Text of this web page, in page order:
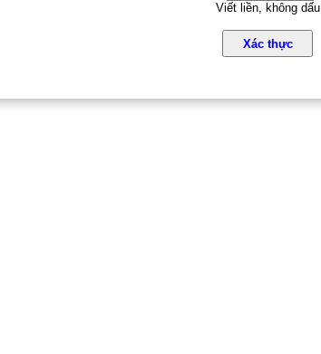
Viết liền, không dấu
Xác thực